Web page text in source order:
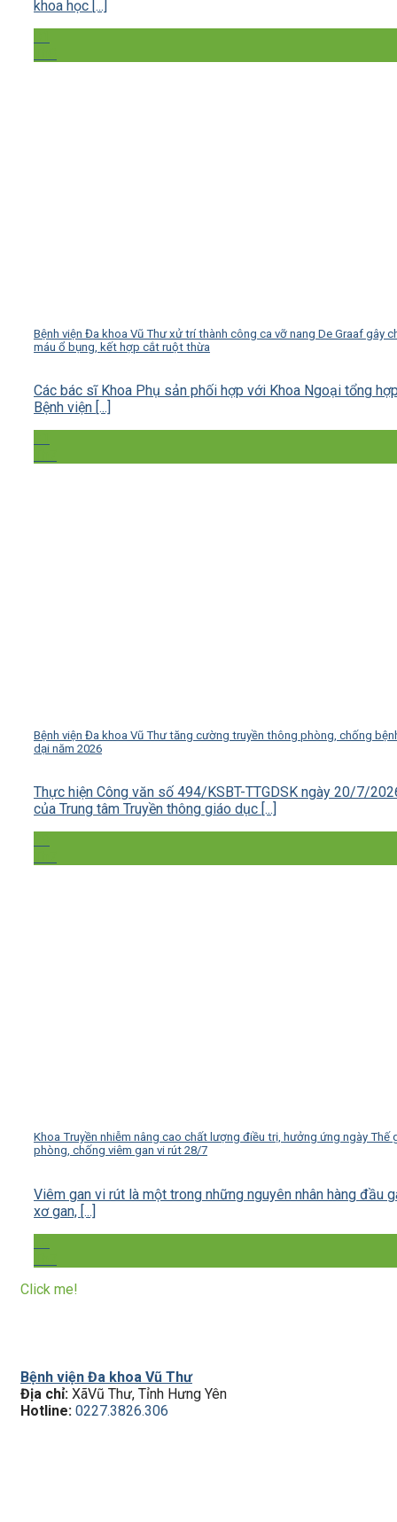
khoa học [...]
Bệnh viện Đa khoa Vũ Thư xử trí thành công ca vỡ nang De Graaf gây
máu ổ bụng, kết hợp cắt ruột thừa
Các bác sĩ Khoa Phụ sản phối hợp với Khoa Ngoại tổng
Bệnh viện [...]
Bệnh viện Đa khoa Vũ Thư tăng cường truyền thông phòng, chống
dại năm 2026
Thực hiện Công văn số 494/KSBT-TTGDSK ngày 20/7/
của Trung tâm Truyền thông giáo dục [...]
Khoa Truyền nhiễm nâng cao chất lượng điều trị, hưởng ứng ngày Thế
phòng, chống viêm gan vi rút 28/7
Viêm gan vi rút là một trong những nguyên nhân hàng đầu
xơ gan, [...]
Click me!
Bệnh viện Đa khoa Vũ Thư
Địa chỉ: XãVũ Thư, Tỉnh Hưng Yên
Hotline: 0227.3826.306